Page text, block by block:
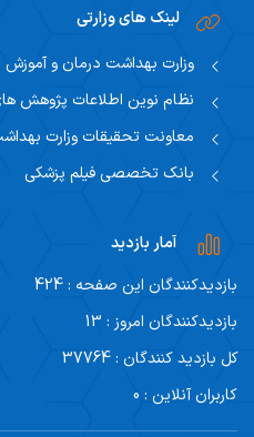
لینک های وزارتی
وزارت بهداشت درمان و
نظام نوین اطلاعات پژوهش
معاونت تحقیقات وزارت
بانک تخصصی فیلم پزشکی
آمار بازدید
بازدیدکنندگان این صفحه : 424
بازدیدکنندگان امروز : 13
کل بازدید کنندگان : 37764
کاربران آنلاین : 0